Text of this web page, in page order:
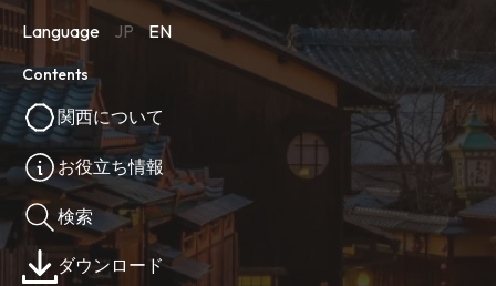
Language JP EN
Contents
関西について
お役立ち情報
検索
ダウンロード